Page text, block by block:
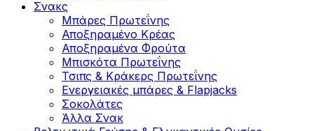
Σνακς
Μπάρες Πρωτεΐνης
Αποξηραμένο Κρέας
Αποξηραμένα Φρούτα
Μπισκότα Πρωτεΐνης
Τσιπς & Kράκερς Πρωτεΐνης
Ενεργειακές μπάρες & Flapjacks
Σοκολάτες
Άλλα Σνακ